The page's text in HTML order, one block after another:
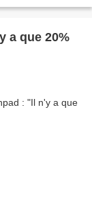
a que 20%